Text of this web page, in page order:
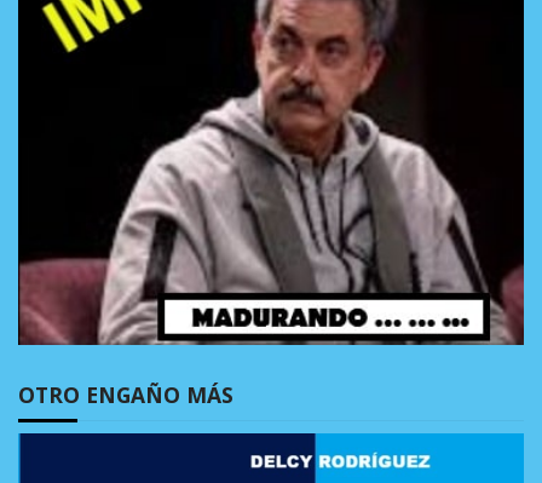
OTRO ENGAÑO MÁS